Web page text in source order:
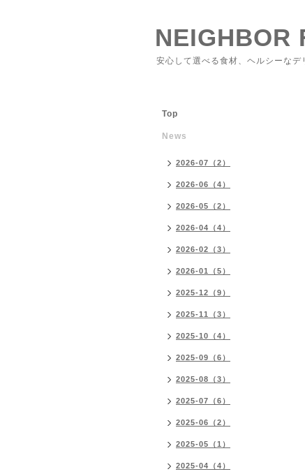
NEIGHBOR
安心して選べる食材、ヘルシーな
Top
News
2026-07（2）
2026-06（4）
2026-05（2）
2026-04（4）
2026-02（3）
2026-01（5）
2025-12（9）
2025-11（3）
2025-10（4）
2025-09（6）
2025-08（3）
2025-07（6）
2025-06（2）
2025-05（1）
2025-04（4）